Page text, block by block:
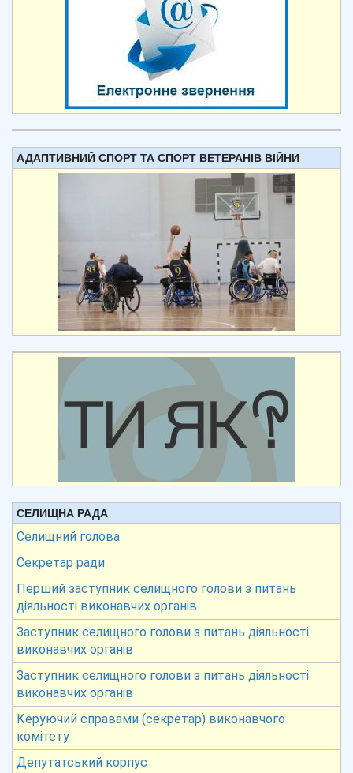
АДАПТИВНИЙ СПОРТ ТА СПОРТ ВЕТЕРАНІВ ВІЙНИ
СЕЛИЩНА РАДА
Селищний голова
Секретар ради
Перший заступник селищного голови з питань
діяльності виконавчих органів
Заступник селищного голови з питань діяльності
виконавчих органів
Заступник селищного голови з питань діяльності
виконавчих органів
Керуючий справами (секретар) виконавчого
комітету
Депутатський корпус